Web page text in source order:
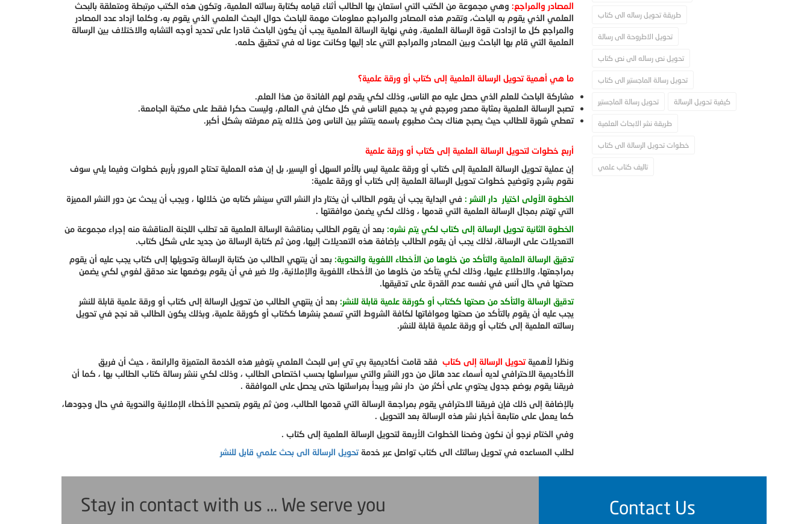
طريقة تحويل رساله الى كتاب
تحويل الاطروحة الى رسالة
تحويل نص رساله الى نص كتاب
تحويل رسالة الماجستير الى كتاب
تحويل رسالة الماجستير كيفية تحويل الرسالة
طريقة نشر الابحاث العلمية
خطوات تحويل الرسالة الى كتاب
تاليف كتاب علمي
المصادر والمراجع: وهي مجموعة من الكتب التي استعان بها الطالب أثناء قيامه بكتابة رسالته العلمية، وتكون هذه الكتب مرتبطة ومتعلقة بالبحث
العلمي الذي يقوم به الباحث، وتقدم هذه المصادر والمراجع معلومات مهمة للباحث حوال البحث العلمي الذي يقوم به، وكلما ازداد عدد المصادر
والمراجع كل ما ازدادت قوة الرسالة العلمية، وفي نهاية الرسالة العلمية يجب أن يكون الباحث قادرا على تحديد أوجه التشابه والاختلاف بين الرسالة
العلمية التي قام بها الباحث وبين المصادر والمراجع التي عاد إليها وكانت عونا له في تحقيق حلمه.
ما هي أهمية تحويل الرسالة العلمية إلى كتاب أو ورقة علمية؟
مشاركة الباحث للعلم الذي حصل عليه مع الناس، وذلك لكي يقدم لهم الفائدة من هذا العلم.
تصبح الرسالة العلمية بمثابة مصدر ومرجع في يد جميع الناس في كل مكان في العالم، وليست حكرا فقط على مكتبة الجامعة.
تعطي شهرة للطالب حيث يصبح هناك بحث مطبوع باسمه ينتشر بين الناس ومن خلاله يتم معرفته بشكل أكبر.
أربع خطوات لتحويل الرسالة العلمية إلى كتاب أو ورقة علمية
إن عملية تحويل الرسالة العلمية إلى كتاب أو ورقة علمية ليس بالأمر السهل أو اليسير، بل إن هذه العملية تحتاج المرور بأربع خطوات وفيما يلي سوف
نقوم بشرح وتوضيح خطوات تحويل الرسالة العلمية إلى كتاب أو ورقة علمية:
الخطوة الأولى اختيار دار النشر : في البداية يجب أن يقوم الطالب أن يختار دار النشر التي سينشر كتابه من خلالها ، ويجب أن يبحث عن دور النشر المميزة
التي تهتم بمجال الرسالة العلمية التي قدمها ، وذلك لكي يضمن موافقتها .
الخطوة الثانية تحويل الرسالة إلى كتاب لكي يتم نشره: بعد أن يقوم الطالب بمناقشة الرسالة العلمية قد تطلب اللجنة المناقشة منه إجراء مجموعة من
التعديلات على الرسالة، لذلك يجب أن يقوم الطالب بإضافة هذه التعديلات إليها، ومن ثم كتابة الرسالة من جديد على شكل كتاب.
تدقيق الرسالة العلمية والتأكد من خلوها من الأخطاء اللغوية والنحوية: بعد أن ينتهي الطالب من كتابة الرسالة وتحويلها إلى كتاب يجب عليه أن يقوم
بمراجعتها، والاطلاع عليها، وذلك لكي يتأكد من خلوها من الأخطاء اللغوية والإملائية، ولا ضير في أن يقوم بوضعها عند مدقق لغوي لكي يضمن
صحتها في حال آنس في نفسه عدم القدرة على تدقيقها.
تدقيق الرسالة والتأكد من صحتها ككتاب أو كورقة علمية قابلة للنشر: بعد أن ينتهي الطالب من تحويل الرسالة إلى كتاب أو ورقة علمية قابلة للنشر
يجب عليه أن يقوم بالتأكد من صحتها وموافاتها لكافة الشروط التي تسمح بنشرها ككتاب أو كورقة علمية، وبذلك يكون الطالب قد نجح في تحويل
رسالته العلمية إلى كتاب أو ورقة علمية قابلة للنشر.
ونظرا لأهميةتحويل الرسالة إلى كتاب فقد قامت أكاديمية بي تي إس للبحث العلمي بتوفير هذه الخدمة المتميزة والرائعة ، حيث أن فريق
الأكاديمية الاحترافي لديه أسماء عدد هائل من دور النشر والتي سيراسلها بحسب اختصاص الطالب ، وذلك لكي ننشر رسالة كتاب الطالب بها ، كما أن
فريقنا يقوم بوضع جدول يحتوي على أكثر من دار نشر ويبدأ بمراسلتها حتى يحصل على الموافقة .
بالإضافة إلى ذلك فإن فريقنا الاحترافي يقوم بمراجعة الرسالة التي قدمها الطالب، ومن ثم يقوم بتصحيح الأخطاء الإملائية والنحوية في حال وجودها،
كما يعمل على متابعة أخبار نشر هذه الرسالة بعد التحويل .
وفي الختام نرجو أن نكون وضحنا الخطوات الأربعة لتحويل الرسالة العلمية إلى كتاب .
لطلب المساعده في تحويل رسالتك الى كتاب تواصل عبر خدمةتحويل الرسالة الى بحث علمي قابل للنشر
Contact Us
Stay in contact with us ... We serve you